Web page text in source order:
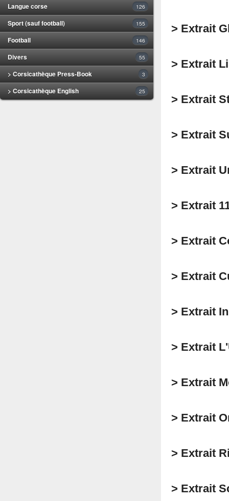
Langue corse 126
Sport (sauf football) 155
Football 146
Divers 55
> Corsicathèque Press-Book 3
> Corsicathèque English 25
> Extrait
> Extrait
> Extrait
> Extrait
> Extrait
> Extrait
> Extrait
> Extrait
> Extrait
> Extrait
> Extrait
> Extrait
> Extrait
> Extrait